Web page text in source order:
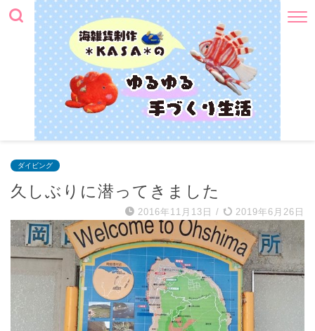
ダイビング
久しぶりに潜ってきました
2016年11月13日 / 2019年6月26日